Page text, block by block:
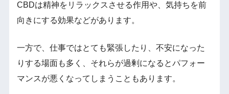
CBDは精神をリラックスさせる作用や、気持ちを前
向きにする効果などがあります。
一方で、仕事ではとても緊張したり、不安になった
りする場面も多く、それらが過剰になるとパフォー
マンスが悪くなってしまうこともあります。